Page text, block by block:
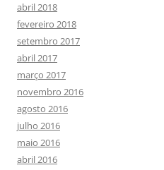
abril 2018
fevereiro 2018
setembro 2017
abril 2017
março 2017
novembro 2016
agosto 2016
julho 2016
maio 2016
abril 2016